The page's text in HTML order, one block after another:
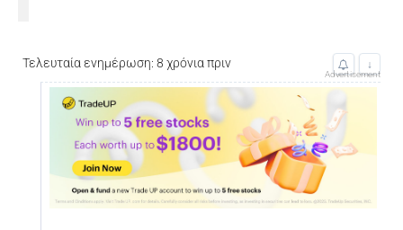
Τελευταία ενημέρωση: 8 χρόνια πριν ↓
Advertisement